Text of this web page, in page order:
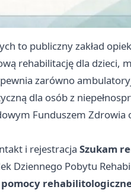
to publiczny zakład
rehabilitację dla dzieci,
zarówno
dla osób z
Funduszem Zdrowia
i rejestracja Szukam
Dziennego Pobytu